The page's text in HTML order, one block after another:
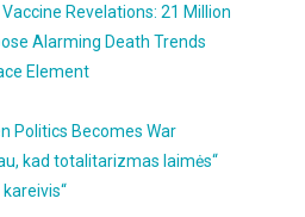
Revelations: 21 Million
Alarming Death Trends
Element
Politics Becomes War
kad totalitarizmas laimės“